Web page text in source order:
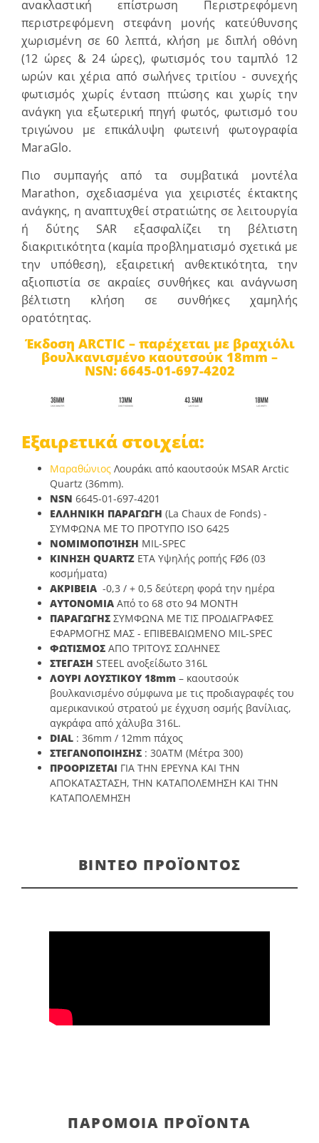
ανακλαστική επίστρωση Περιστρεφόμενη
περιστρεφόμενη στεφάνη μονής κατεύθυνσης
χωρισμένη σε 60 λεπτά, κλήση με διπλή οθόνη
(12 ώρες & 24 ώρες), φωτισμός του ταμπλό 12
ωρών και χέρια από σωλήνες τριτίου - συνεχής
φωτισμός χωρίς ένταση πτώσης και χωρίς την
ανάγκη για εξωτερική πηγή φωτός, φωτισμό του
τριγώνου με επικάλυψη φωτεινή φωτογραφία
MaraGlo.
Πιο συμπαγής από τα συμβατικά μοντέλα
Marathon, σχεδιασμένα για χειριστές έκτακτης
ανάγκης, η αναπτυχθεί στρατιώτης σε λειτουργία
ή δύτης SAR εξασφαλίζει τη βέλτιστη
διακριτικότητα (καμία προβληματισμό σχετικά με
την υπόθεση), εξαιρετική ανθεκτικότητα, την
αξιοπιστία σε ακραίες συνθήκες και ανάγνωση
βέλτιστη κλήση σε συνθήκες χαμηλής
ορατότητας.
Έκδοση ARCTIC – παρέχεται με βραχιόλι
βουλκανισμένο καουτσούκ 18mm –
NSN:6645-01-697-4202
Εξαιρετικά στοιχεία:
Μαραθώνιος Λουράκι από καουτσούκ MSAR Arctic
Quartz (36mm).
NSN 6645-01-697-4201
ΕΛΛΗΝΙΚΗ ΠΑΡΑΓΩΓΗ (La Chaux de Fonds) -
ΣΥΜΦΩΝΑ ΜΕ ΤΟ ΠΡΟΤΥΠΟ ISO 6425
ΝΟΜΙΜΟΠΟΊΗΣΗ MIL-SPEC
ΚΙΝΗΣΗ QUARTZ ETA Υψηλής ροπής FØ6 (03
κοσμήματα)
ΑΚΡΙΒΕΙΑ -0,3 / + 0,5 δεύτερη φορά την ημέρα
ΑΥΤΟΝΟΜΙΑ Από το 68 στο 94 MONTH
ΠΑΡΑΓΩΓΗΣ ΣΥΜΦΩΝΑ ΜΕ ΤΙΣ ΠΡΟΔΙΑΓΡΑΦΕΣ
ΕΦΑΡΜΟΓΗΣ ΜΑΣ - ΕΠΙΒΕΒΑΙΩΜΕΝΟ MIL-SPEC
ΦΩΤΙΣΜΟΣ ΑΠΟ ΤΡΙΤΟΥΣ ΣΩΛΗΝΕΣ
ΣΤΕΓΑΣΗ STEEL ανοξείδωτο 316L
ΛΟΥΡΙ ΛΟΥΣΤΙΚΟΥ 18mm – καουτσούκ
βουλκανισμένο σύμφωνα με τις προδιαγραφές του
αμερικανικού στρατού με έγχυση οσμής βανίλιας,
αγκράφα από χάλυβα 316L.
DIAL : 36mm / 12mm πάχος
ΣΤΕΓΑΝΟΠΟΙΗΣΗΣ : 30ATM (Μέτρα 300)
ΠΡΟΟΡΙΖΕΤΑΙ ΓΙΑ ΤΗΝ ΕΡΕΥΝΑ ΚΑΙ ΤΗΝ
ΑΠΟΚΑΤΑΣΤΑΣΗ, ΤΗΝ ΚΑΤΑΠΟΛΕΜΗΣΗ ΚΑΙ ΤΗΝ
ΚΑΤΑΠΟΛΕΜΗΣΗ
ΒΊΝΤΕΟ ΠΡΟΪΌΝΤΟΣ
ΠΑΡΌΜΟΙΑ ΠΡΟΪΌΝΤΑ